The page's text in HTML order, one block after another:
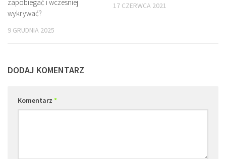
zapobiegać i wczesniej
wykrywać?
9 GRUDNIA 2025
17 CZERWCA 2021
DODAJ KOMENTARZ
Komentarz *